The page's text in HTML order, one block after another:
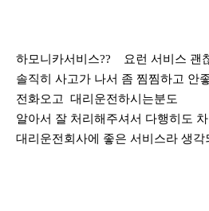
하모니카서비스?? 요런 서비스 괜
솔직히 사고가 나서 좀 찜찜하고 안
전화오고 대리운전하시는분도
알아서 잘 처리해주셔서 다행히도
대리운전회사에 좋은 서비스라 생각